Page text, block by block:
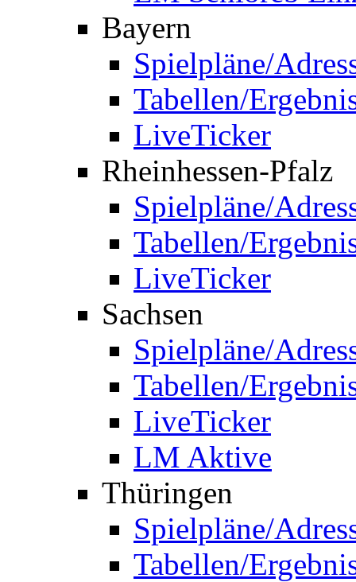
Bayern
Spielpläne/
Tabellen/
LiveTicker
Rheinhessen-Pfalz
Spielpläne/
Tabellen/
LiveTicker
Sachsen
Spielpläne/
Tabellen/
LiveTicker
LM Aktive
Thüringen
Spielpläne/
Tabellen/